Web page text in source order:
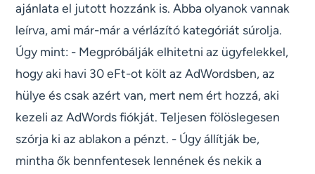
ajánlata el jutott hozzánk is. Abba olyanok vannak
leírva, ami már-már a vérlázító kategóriát súrolja.
Úgy mint: - Megpróbálják elhitetni az ügyfelekkel,
hogy aki havi 30 eFt-ot költ az AdWordsben, az
hülye és csak azért van, mert nem ért hozzá, aki
kezeli az AdWords fiókját. Teljesen fölöslegesen
szórja ki az ablakon a pénzt. - Úgy állítják be,
mintha ők bennfentesek lennének és nekik a